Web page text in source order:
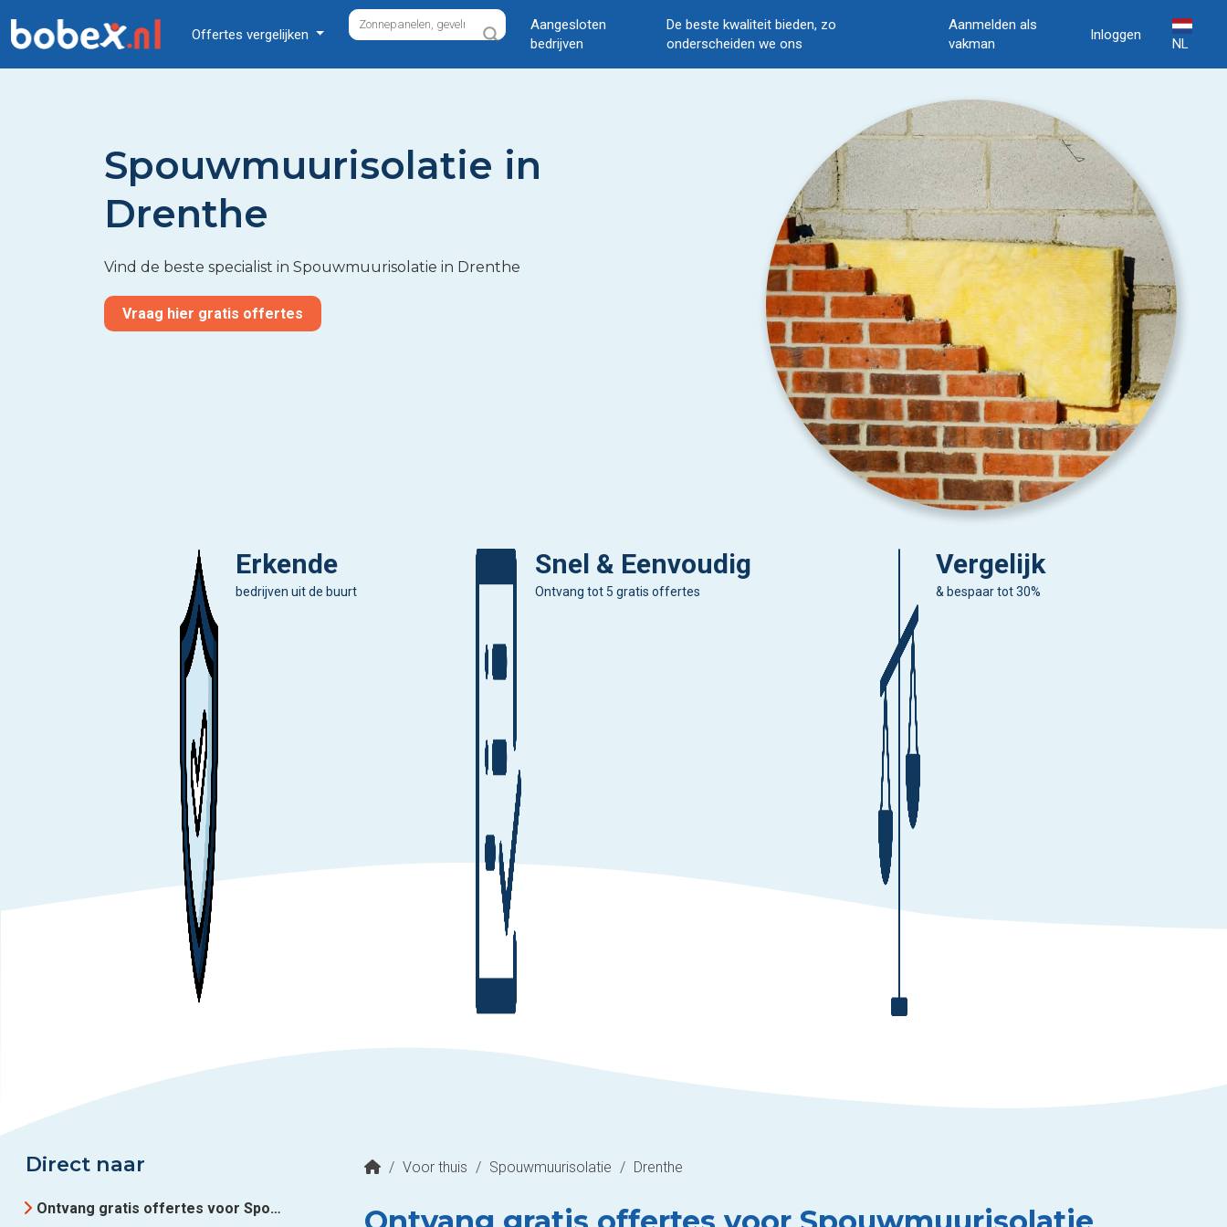
Offertes vergelijken
Aangesloten
bedrijven
De beste kwaliteit bieden, zo
onderscheiden we ons
Aanmelden als
vakman
Inloggen
NL
Spouwmuurisolatie in
Drenthe
Vind de beste specialist in Spouwmuurisolatie in Drenthe
Vraag hier gratis offertes
Erkende
bedrijven uit de buurt
Snel & Eenvoudig
Ontvang tot 5 gratis offertes
Vergelijk
& bespaar tot 30%
Direct naar
Ontvang gratis offertes voor Spouwmuurisolatie uit Drenthe
/ Voor thuis / Spouwmuurisolatie / Drenthe